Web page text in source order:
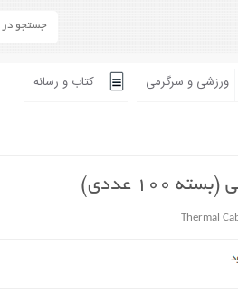
ورزشی و سرگرمی کتاب و رسانه
100 عددی)
Thermal